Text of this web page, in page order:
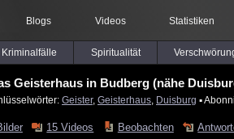
Blogs Videos Statistiken
Kriminalfälle Spiritualität
Geisterhaus in Budberg (nähe
Geister, Geisterhaus Duisburg ▪
15 Videos Beobachten